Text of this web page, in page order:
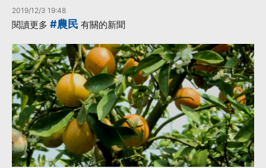
2019/12/3 19:48
閱讀更多 #農民 有關的新聞